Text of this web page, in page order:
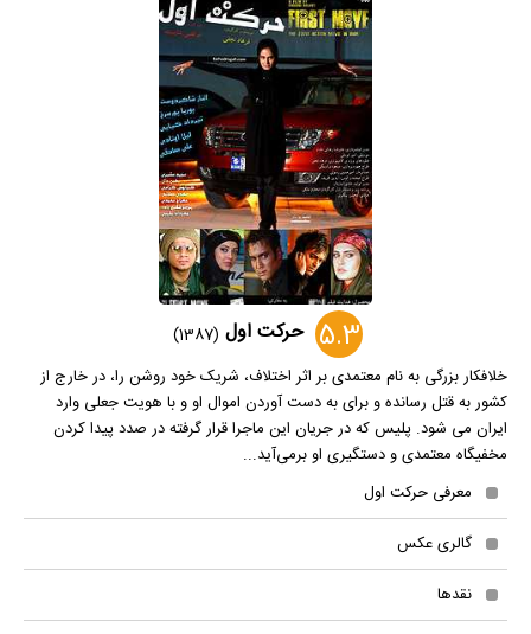
5.3 حرکت اول (1387)
خلافکار بزرگی به نام معتمدی بر اثر اختلاف، شریک خود روشن را، در خارج از
کشور به قتل رسانده و برای به دست آوردن اموال او و با هویت جعلی وارد
ایران می شود. پلیس که در جریان این ماجرا قرار گرفته در صدد پیدا کردن
مخفیگاه معتمدی و دستگیری او برمی‌آید...
معرفی حرکت اول
گالری عکس
نقدها